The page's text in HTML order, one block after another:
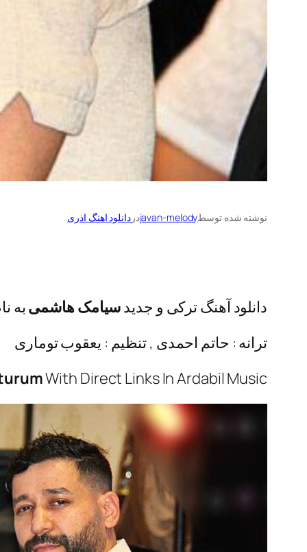
نوشته شده توسطjavan-melodyدردانلود اهنگ اذری
دانلود آهنگ ترکی و جدیدسیامک هاشمیبه
ترانه : حاتم احمدی , تنظیم : یعقوب توماری
With Direct Links In Ardabil Music